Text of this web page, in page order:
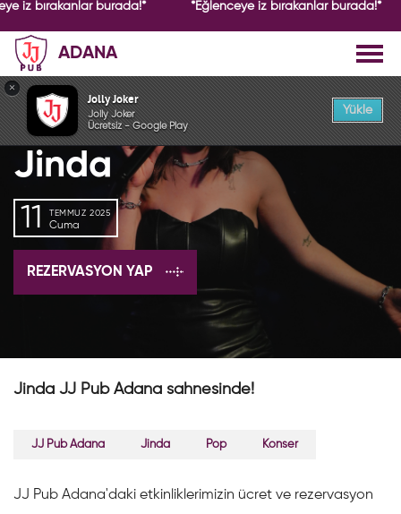
iz bırakanlar burada!* *Eğlenceye iz bırakanlar burada!*
ADANA
GEÇMİŞ ETKİNLİK
Jinda
11 TEMMUZ 2025
Cuma
REZERVASYON YAP
Jinda JJ Pub Adana sahnesinde!
JJ Pub Adana Jinda Pop Konser
JJ Pub Adana'daki etkinliklerimizin ücret ve rezervasyon
×
Jolly Joker
Jolly Joker
Ücretsiz - Google Play
Yükle